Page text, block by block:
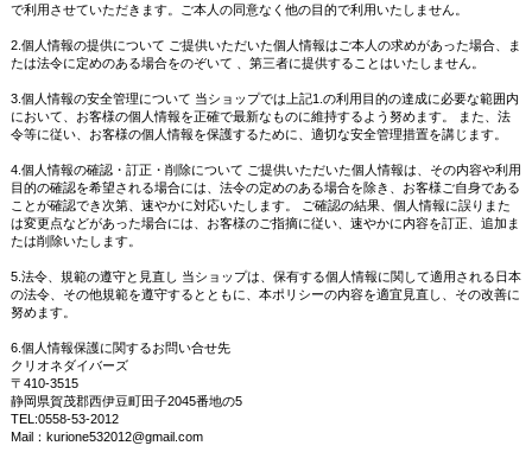
で利用させていただきます。ご本人の同意なく他の目的で利用いたしません。
2.個人情報の提供について ご提供いただいた個人情報はご本人の求めがあった場合、ま
たは法令に定めのある場合をのぞいて 、第三者に提供することはいたしません。
3.個人情報の安全管理について 当ショップでは上記1.の利用目的の達成に必要な範囲内
において、お客様の個人情報を正確で最新なものに維持するよう努めます。 また、法
令等に従い、お客様の個人情報を保護するために、適切な安全管理措置を講じます。
4.個人情報の確認・訂正・削除について ご提供いただいた個人情報は、その内容や利用
目的の確認を希望される場合には、法令の定めのある場合を除き、お客様ご自身である
ことが確認でき次第、速やかに対応いたします。 ご確認の結果、個人情報に誤りまた
は変更点などがあった場合には、お客様のご指摘に従い、速やかに内容を訂正、追加ま
たは削除いたします。
5.法令、規範の遵守と見直し 当ショップは、保有する個人情報に関して適用される日本
の法令、その他規範を遵守するとともに、本ポリシーの内容を適宜見直し、その改善に
努めます。
6.個人情報保護に関するお問い合せ先
クリオネダイバーズ
〒410-3515
静岡県賀茂郡西伊豆町田子2045番地の5
TEL:0558-53-2012
Mail：kurione532012@gmail.com